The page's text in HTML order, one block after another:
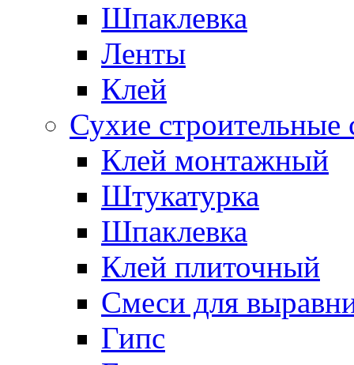
Шпаклевка
Ленты
Клей
Сухие
Клей монтажный
Штукатурка
Шпаклевка
Клей плиточный
Смеси для
Гипс